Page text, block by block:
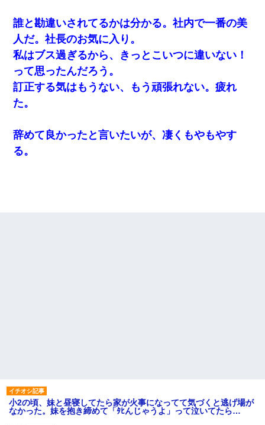
誰と勘違いされてるかは分かる。社内で一番の美
人だ。社長のお気に入り。
私はブス過ぎるから、きっとこいつに違いない！
って思ったんだろう。
訂正する気はもうない、もう頑張れない。疲れ
た。
辞めて良かったと言いたいが、凄くもやもやす
る。
小2の頃、妹と昼寝してたら家が火事になってて気づくと逃げ場が
なかった。妹を抱き締めて「ﾀﾋんじゃうよ」って泣いてたら…